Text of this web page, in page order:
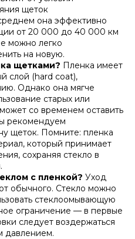
щеток
она эффективно
от 20 000 до 40 000 км
можно легко
на новую.
щетками? Пленка имеет
слой (hard coat),
Однако она мягче
старых или
со временем оставить
рекомендуем
щеток. Помните: пленка
который принимает
сохраняя стекло в
с пленкой? Уход
обычного. Стекло можно
стеклоомывающую
ограничение — в первые
следует воздержаться
давлением.